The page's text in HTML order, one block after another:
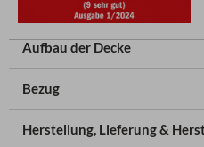
Aufbau der Decke
Bezug
Herstellung, Lieferung &